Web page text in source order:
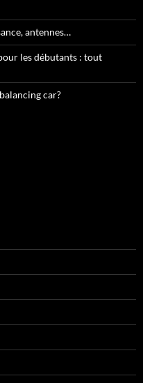
antennes…
les débutants : tout
car?